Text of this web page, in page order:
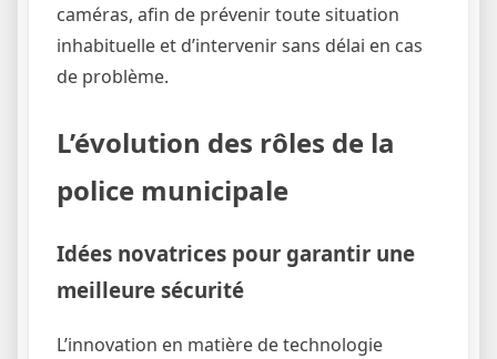
caméras, afin de prévenir toute situation
inhabituelle et d’intervenir sans délai en cas
de problème.
L’évolution des rôles de la
police municipale
Idées novatrices pour garantir une
meilleure sécurité
L’innovation en matière de technologie